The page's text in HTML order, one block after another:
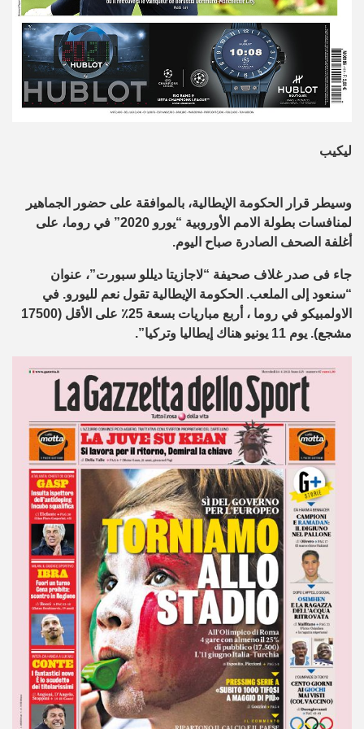
ليكيب
وسيطر قرار الحكومة الإيطالية، بالموافقة على حضور الجماهير
لمنافسات بطولة الامم الأوروبية “يورو 2020” في روما، على
أغلفة الصحف الصادرة صباح اليوم.
جاء فى صدر غلاف صحيفة “لاجازيتا ديللو سبورت”، عنوان
“سنعود إلى الملعب. الحكومة الإيطالية تقول نعم لليورو. في
الاولمبيكو في روما ، أربع مباريات بسعة 25٪ على الأقل (17500
مشجع). يوم 11 يونيو هناك إيطاليا وتركيا”.